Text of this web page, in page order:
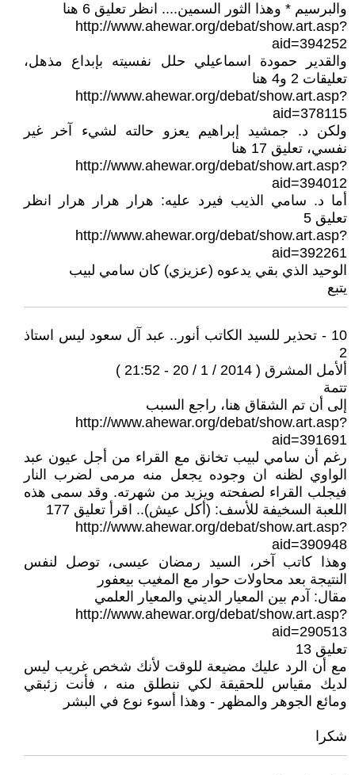
والبرسيم * وهذا الثور السمين.... انظر تعليق 6 هنا
http://www.ahewar.org/debat/show.art.asp?
aid=394252
والقدير حمودة اسماعيلي حلل نفسيته بإبداع مذهل،
تعليقات 2 و4 هنا
http://www.ahewar.org/debat/show.art.asp?
aid=378115
ولكن د. جمشيد إبراهيم يعزو حالته لشيء آخر غير
نفسي، تعليق 17 هنا
http://www.ahewar.org/debat/show.art.asp?
aid=394012
أما د. سامي الذيب فيرد عليه: هرار هرار هرار انظر
تعليق 5
http://www.ahewar.org/debat/show.art.asp?
aid=392261
الوحيد الذي بقي يدعوه (عزيزي) كان سامي لبيب
يتبع
10 - تحذير للسيد الكاتب أنور.. عبد آل سعود ليس استاذ
2
ألأمل المشرق ( 2014 / 1 / 20 - 21:52 )
تتمة
إلى أن تم الشقاق هنا، راجع السبب
http://www.ahewar.org/debat/show.art.asp?
aid=391691
رغم أن سامي لبيب تخانق مع القراء من أجل عيون عبد
الواوي لظنه ان وجوده يجعل منه مرمى لضرب النار
فيجلب القراء لصفحته ويزيد من شهرته. وقد سمى هذه
اللعبة السخيفة للأسف: (أكل عيش).. اقرأ تعليق 177
http://www.ahewar.org/debat/show.art.asp?
aid=390948
وهذا كاتب آخر، السيد رمضان عيسى، توصل لنفس
النتيجة بعد محاولات حوار مع المغيب بيعفور
مقال: آدم بين المعيار الديني والمعيار العلمي
http://www.ahewar.org/debat/show.art.asp?
aid=290513
تعليق 13
مع أن الرد عليك مضيعة للوقت لأنك شخص غريب ليس
لديك مقياس للحقيقة لكي ننطلق منه ، فأنت زئبقي
ومائع الجوهر والمظهر - وهذا أسوء نوع في البشر
شكرا